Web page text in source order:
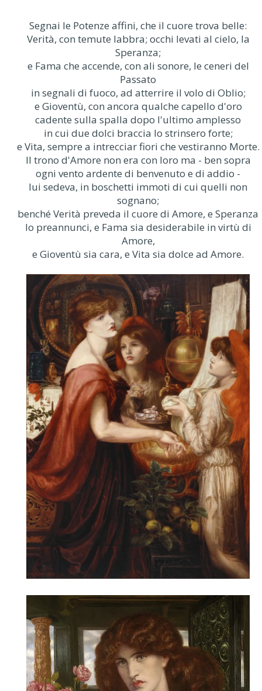
Segnai le Potenze affini, che il cuore trova belle:
Verità, con temute labbra; occhi levati al cielo, la
Speranza;
e Fama che accende, con ali sonore, le ceneri del
Passato
in segnali di fuoco, ad atterrire il volo di Oblio;
e Gioventù, con ancora qualche capello d'oro
cadente sulla spalla dopo l'ultimo amplesso
in cui due dolci braccia lo strinsero forte;
e Vita, sempre a intrecciar fiori che vestiranno Morte.
Il trono d'Amore non era con loro ma - ben sopra
ogni vento ardente di benvenuto e di addio -
lui sedeva, in boschetti immoti di cui quelli non
sognano;
benché Verità preveda il cuore di Amore, e Speranza
lo preannunci, e Fama sia desiderabile in virtù di
Amore,
e Gioventù sia cara, e Vita sia dolce ad Amore.